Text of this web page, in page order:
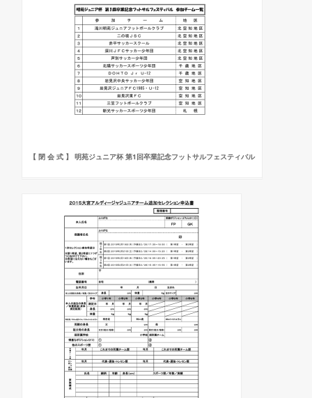
【 閉 会 式 】 明苑ジュニア杯 第1回卒業記念フットサルフェスティバル